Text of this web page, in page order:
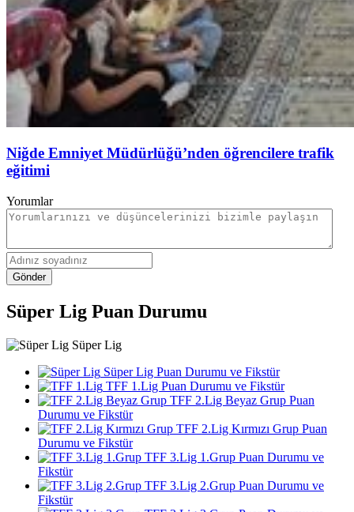
Niğde Emniyet Müdürlüğü’nden öğrencilere trafik
eğitimi
Yorumlar
Gönder
Süper Lig Puan Durumu
Süper Lig
Süper Lig Puan Durumu ve Fikstür
TFF 1.Lig Puan Durumu ve Fikstür
TFF 2.Lig Beyaz Grup Puan
Durumu ve Fikstür
TFF 2.Lig Kırmızı Grup Puan
Durumu ve Fikstür
TFF 3.Lig 1.Grup Puan Durumu ve
Fikstür
TFF 3.Lig 2.Grup Puan Durumu ve
Fikstür